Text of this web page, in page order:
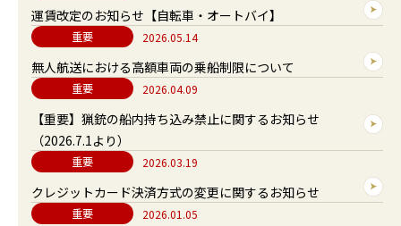
運賃改定のお知らせ【自転車・オートバイ】
重要 2026.05.14
無人航送における高額車両の乗船制限について
重要 2026.04.09
【重要】猟銃の船内持ち込み禁止に関するお知らせ
（2026.7.1より）
重要 2026.03.19
クレジットカード決済方式の変更に関するお知らせ 詳細ページ
重要 2026.01.05